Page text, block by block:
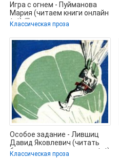
Игра с огнем - Пуйманова
Мария (читаем книги онлайн
txt) 📗
Классическая проза
Особое задание - Лившиц
Давид Яковлевич (читать
бесплатно полные книги .txt)
Классическая проза